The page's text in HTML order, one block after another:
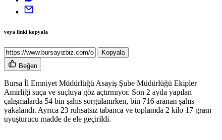
veya linki kopyala
Kopyala
Beğen
Bursa İl Emniyet Müdürlüğü Asayiş Şube Müdürlüğü Ekipler
Amirliği suça ve suçluya göz açtırmıyor. Son 2 ayda yapılan
çalışmalarda 54 bin şahıs sorgulanırken, bin 716 aranan şahıs
yakalandı. Ayrıca 23 ruhsatsız tabanca ve toplamda 2 kilo 17 gram
uyuşturucu madde de ele geçirildi.